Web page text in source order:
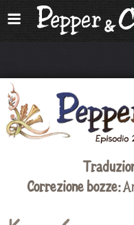
Correzione bozze: